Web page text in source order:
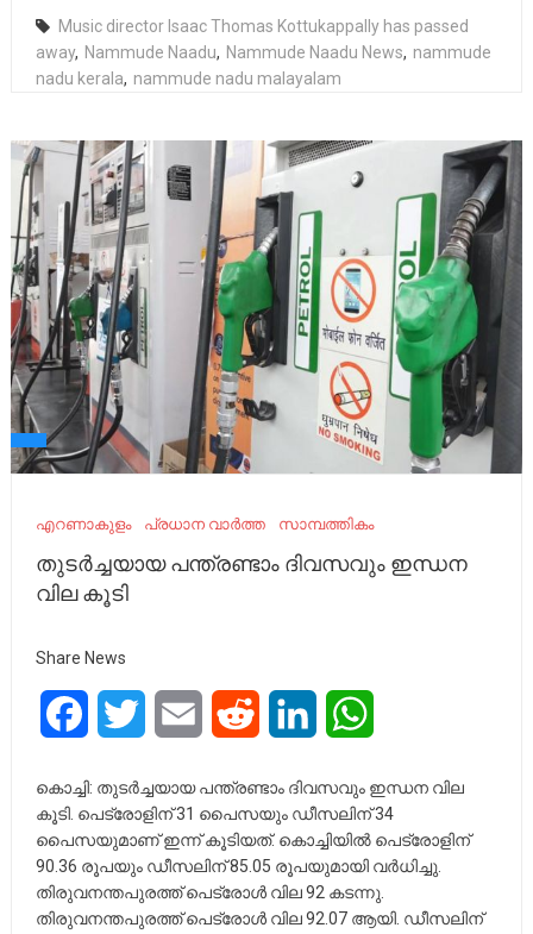
Music director Isaac Thomas Kottukappally has passed
away, Nammude Naadu, Nammude Naadu News, nammude
nadu kerala, nammude nadu malayalam
എറണാകുളം പ്രധാന വാർത്ത സാമ്പത്തികം
തുടര്‍ച്ചയായ പന്ത്രണ്ടാം ദിവസവും ഇന്ധന
വില കൂടി
Share News
FacebookTwitter Email Reddit LinkedIn
കൊച്ചി: തുടര്‍ച്ചയായ പന്ത്രണ്ടാം ദിവസവും ഇന്ധന വില
കൂടി. പെട്രോളിന് 31 പൈസയും ഡീസലിന് 34
പൈസയുമാണ് ഇന്ന് കൂടിയത്. കൊച്ചിയില്‍ പെട്രോളിന്
90.36 രൂപയും ഡീസലിന് 85.05 രൂപയുമായി വര്‍ധിച്ചു.
തിരുവനന്തപുരത്ത് പെട്രോള്‍ വില 92 കടന്നു.
തിരുവനന്തപുരത്ത് പെട്രോള്‍ വില 92.07 ആയി. ഡീസലിന്